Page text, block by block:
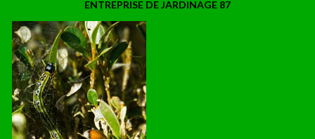
ENTREPRISE DE JARDINAGE 87